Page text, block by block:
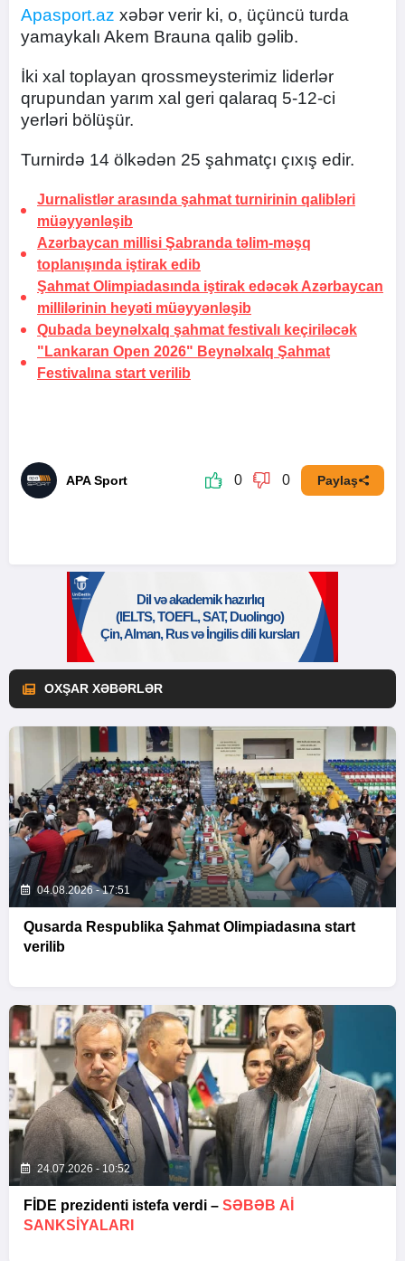
Apasport.az xəbər verir ki, o, üçüncü turda
yamaykalı Akem Brauna qalib gəlib.
İki xal toplayan qrossmeysterimiz liderlər
qrupundan yarım xal geri qalaraq 5-12-ci
yerləri bölüşür.
Turnirdə 14 ölkədən 25 şahmatçı çıxış edir.
Jurnalistlər arasında şahmat turnirinin qalibləri
müəyyənləşib
Azərbaycan millisi Şabranda təlim-məşq
toplanışında iştirak edib
Şahmat Olimpiadasında iştirak edəcək Azərbaycan
millilərinin heyəti müəyyənləşib
Qubada beynəlxalq şahmat festivalı keçiriləcək
"Lankaran Open 2026" Beynəlxalq Şahmat
Festivalına start verilib
APA Sport 0 0 Paylaş
OXŞAR XƏBƏRLƏR
04.08.2026 - 17:51
Qusarda Respublika Şahmat Olimpiadasına start
verilib
24.07.2026 - 10:52
FİDE prezidenti istefa verdi – SƏBƏB Aİ
SANKSIYALARI